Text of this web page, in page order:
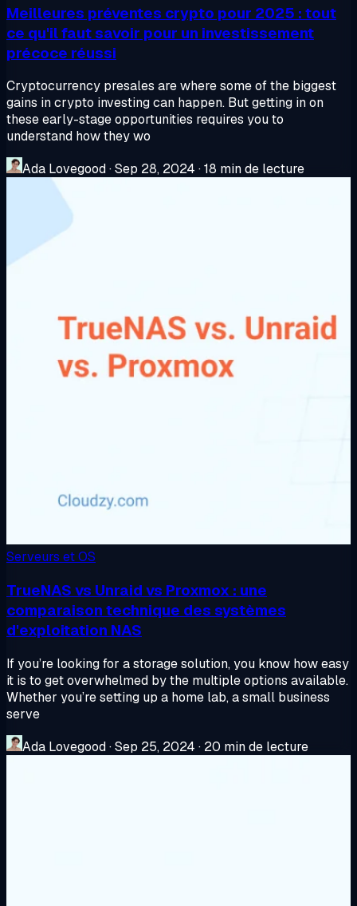
Meilleures préventes crypto pour 2025 : tout
ce qu'il faut savoir pour un investissement
précoce réussi
Cryptocurrency presales are where some of the biggest
gains in crypto investing can happen. But getting in on
these early-stage opportunities requires you to
understand how they wo
Ada Lovegood·Sep 28, 2024 ·18 min de lecture
Serveurs et OS
TrueNAS vs Unraid vs Proxmox : une
comparaison technique des systèmes
d'exploitation NAS
If you’re looking for a storage solution, you know how easy
it is to get overwhelmed by the multiple options available.
Whether you’re setting up a home lab, a small business
serve
Ada Lovegood·Sep 25, 2024 · 20 min de lecture